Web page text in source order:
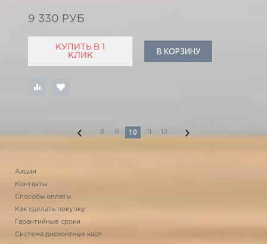
9 330 РУБ
КУПИТЬ В 1
КЛИК
В КОРЗИНУ
8 9 10 12
Акции
Контакты
Способы оплаты
Как сделать покупку
Гарантийные сроки
Система дисконтных карт